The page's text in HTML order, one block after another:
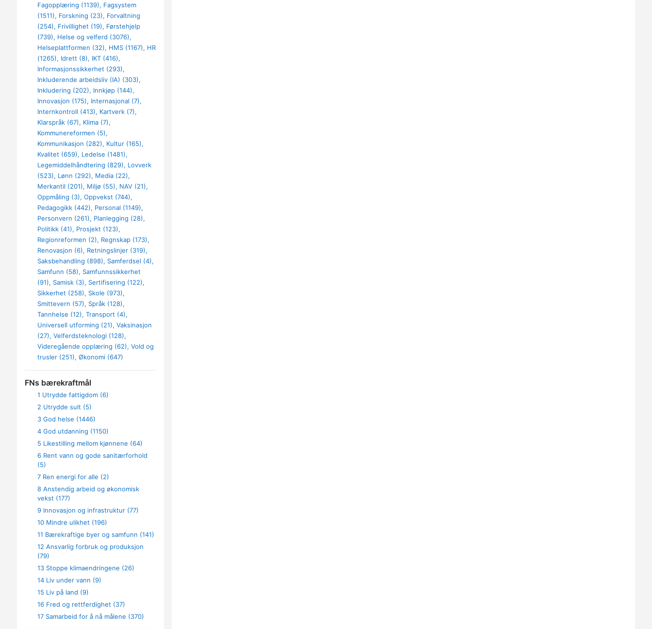
Fagopplæring (1139)
Fagsystem
(1511)
Forskning (23)
Forvaltning
(254)
Frivillighet (19)
Førstehjelp
(739)
Helse og velferd (3076)
Helseplattformen (32)
HMS (1167)
HR
(1265)
Idrett (8)
IKT (416)
Informasjonssikkerhet (293)
Inkluderende arbeidsliv (IA) (303)
Inkludering (202)
Innkjøp (144)
Innovasjon (175)
Internasjonal (7)
Internkontroll (413)
Kartverk (7)
Klarspråk (67)
Klima (7)
Kommunereformen (5)
Kommunikasjon (282)
Kultur (165)
Kvalitet (659)
Ledelse (1481)
Legemiddelhåndtering (829)
Lovverk
(523)
Lønn (292)
Media (22)
Merkantil (201)
Miljø (55)
NAV (21)
Oppmåling (3) Oppvekst (744)
Pedagogikk (442)
Personal (1149)
Personvern (261)
Planlegging (28)
Politikk (41)
Prosjekt (123)
Regionreformen (2)
Regnskap (173)
Renovasjon (6)
Retningslinjer (319)
Saksbehandling (898)
Samferdsel (4)
Samfunn (58)
Samfunnssikkerhet
(91)
Samisk (3)
Sertifisering (122)
Sikkerhet (258)
Skole (973)
Smittevern (57)
Språk (128)
Tannhelse (12) Transport (4)
Universell utforming (21) Vaksinasjon
(27) Velferdsteknologi (128)
Videregående opplæring (62) Vold og
trusler (251) Økonomi (647)
FNs bærekraftmål
1 Utrydde fattigdom (6)
2 Utrydde sult (5)
3 God helse (1446)
4 God utdanning (1150)
5 Likestilling mellom kjønnene (64)
6 Rent vann og gode sanitærforhold
(5)
7 Ren energi for alle (2)
8 Anstendig arbeid og økonomisk
vekst (177)
9 Innovasjon og infrastruktur (77)
10 Mindre ulikhet (196)
11 Bærekraftige byer og samfunn (141)
12 Ansvarlig forbruk og produksjon
(79)
13 Stoppe klimaendringene (26)
14 Liv under vann (9)
15 Liv på land (9)
16 Fred og rettferdighet (37)
17 Samarbeid for å nå målene (370)